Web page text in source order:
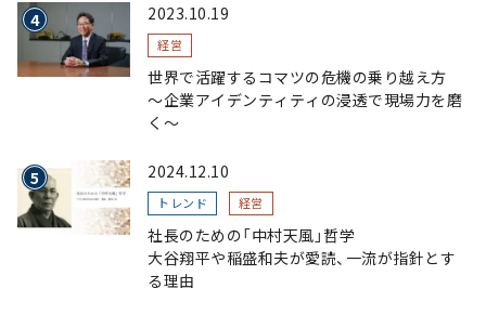
2023.10.19
経営
世界で活躍するコマツの危機の乗り越え方
〜企業アイデンティティの浸透で現場力を磨
く〜
2024.12.10
トレンド 経営
社長のための「中村天風」哲学
大谷翔平や稲盛和夫が愛読、一流が指針とす
る理由